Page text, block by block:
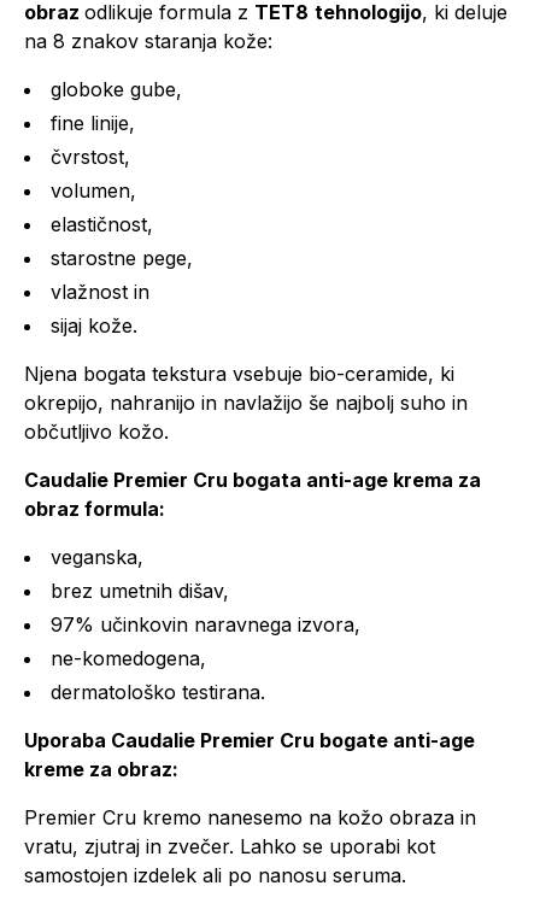
obraz odlikuje formula z TET8 tehnologijo, ki deluje
na 8 znakov staranja kože:
globoke gube,
fine linije,
čvrstost,
volumen,
elastičnost,
starostne pege,
vlažnost in
sijaj kože.
Njena bogata tekstura vsebuje bio-ceramide, ki
okrepijo, nahranijo in navlažijo še najbolj suho in
občutljivo kožo.
Caudalie Premier Cru bogata anti-age krema za
obraz formula:
veganska,
brez umetnih dišav,
97% učinkovin naravnega izvora,
ne-komedogena,
dermatološko testirana.
Uporaba Caudalie Premier Cru bogate anti-age
kreme za obraz:
Premier Cru kremo nanesemo na kožo obraza in
vratu, zjutraj in zvečer. Lahko se uporabi kot
samostojen izdelek ali po nanosu seruma.